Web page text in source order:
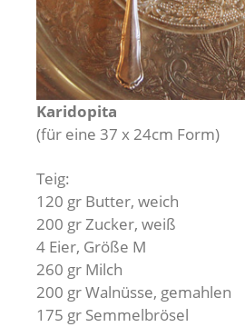
Karidopita
(für eine 37 x 24cm Form)
Teig:
120 gr Butter, weich
200 gr Zucker, weiß
4 Eier, Größe M
260 gr Milch
200 gr Walnüsse, gemahlen
175 gr Semmelbrösel